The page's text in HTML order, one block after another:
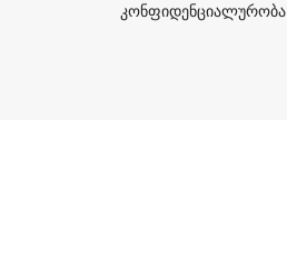
კონფიდენციალურობა